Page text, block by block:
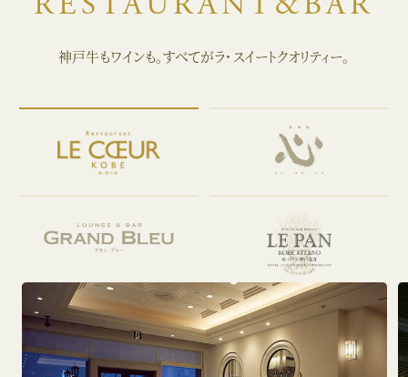
神戸牛もワインも。すべてがラ・スイートクオリティー。